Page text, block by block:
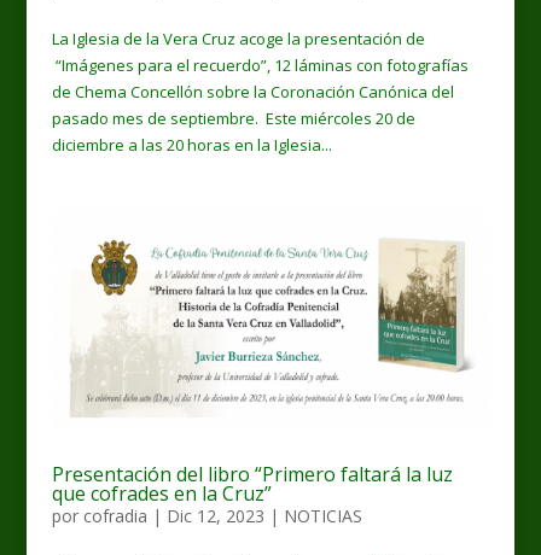
La Iglesia de la Vera Cruz acoge la presentación de
“Imágenes para el recuerdo”, 12 láminas con fotografías
de Chema Concellón sobre la Coronación Canónica del
pasado mes de septiembre. Este miércoles 20 de
diciembre a las 20 horas en la Iglesia...
Presentación del libro “Primero faltará la luz
que cofrades en la Cruz”
por cofradia | Dic 12, 2023 | NOTICIAS